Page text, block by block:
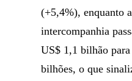
(+5,4%), enquanto
intercompanhia
US$ 1,1 bilhão
bilhões, o que